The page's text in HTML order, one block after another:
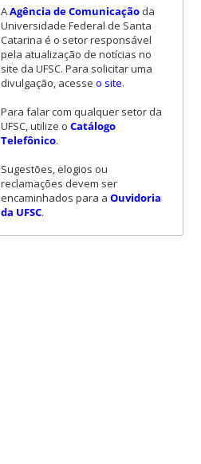
AAgência de Comunicaçãoda
Universidade Federal de Santa
Catarina é o setor responsável
pela atualização de notícias no
site da UFSC. Para solicitar uma
divulgação, acesse o site.
Para falar com qualquer setor da
UFSC, utilize o Catálogo
Telefônico.
Sugestões, elogios ou
reclamações devem ser
encaminhados para a Ouvidoria
da UFSC.